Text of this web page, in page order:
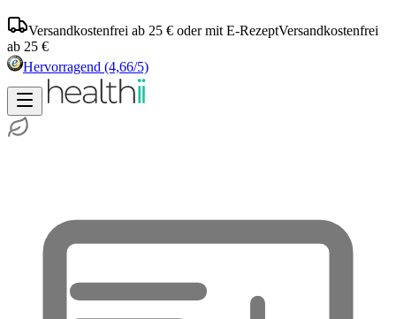
Versandkostenfrei ab 25 € oder mit E-RezeptVersandkostenfrei
ab 25 €
Hervorragend (4,66/5)